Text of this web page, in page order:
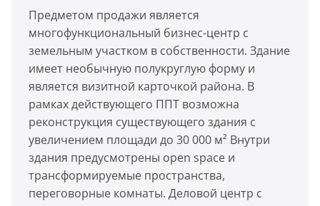
Предметом продажи является
многофункциональный бизнес-центр с
земельным участком в собственности. Здание
имеет необычную полукруглую форму и
является визитной карточкой района. В
рамках действующего ППТ возможна
реконструкция существующего здания с
увеличением площади до 30 000 м² Внутри
здания предусмотрены open space и
трансформируемые пространства,
переговорные комнаты. Деловой центр с